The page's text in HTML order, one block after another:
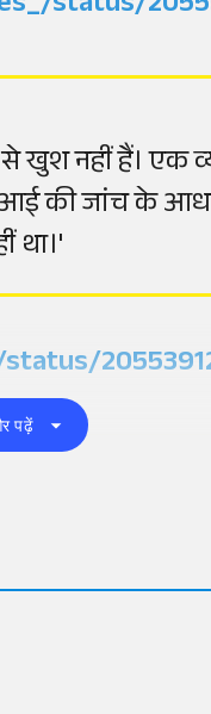
नहीं हैं। एक
की जांच के
था।'
पढ़ें